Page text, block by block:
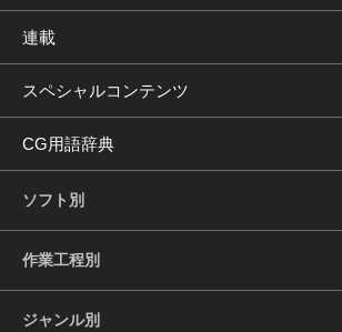
連載
スペシャルコンテンツ
CG用語辞典
ソフト別
作業工程別
ジャンル別